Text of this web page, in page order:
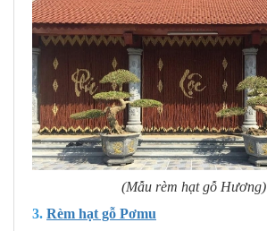
(Mẫu rèm hạt gỗ Hương)
3. Rèm hạt gỗ Pơmu